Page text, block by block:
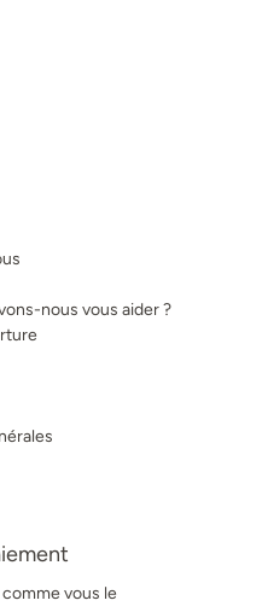
nous vous aider ?
vous le